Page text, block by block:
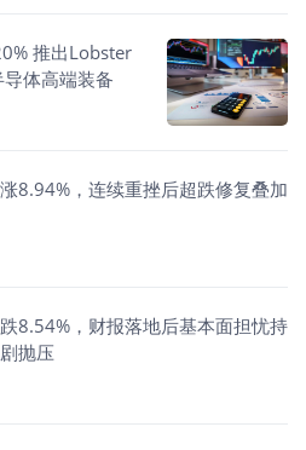
推出Lobster
体高端装备
8.94%，连续重挫后超跌修复叠加
8.54%，财报落地后基本面担忧持
抛压